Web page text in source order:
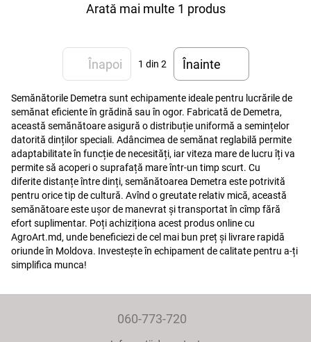
Arată mai multe 1 produs
Înapoi 1 din 2 Înainte
Semănătorile Demetra sunt echipamente ideale pentru lucrările de
semănat eficiente în grădină sau în ogor. Fabricată de Demetra,
această semănătoare asigură o distribuție uniformă a semințelor
datorită dinților speciali. Adâncimea de semănat reglabilă permite
adaptabilitate în funcție de necesități, iar viteza mare de lucru îți va
permite să acoperi o suprafață mare într-un timp scurt. Cu
diferite distanțe între dinți, semănătoarea Demetra este potrivită
pentru orice tip de cultură. Avînd o greutate relativ mică, această
semănătoare este ușor de manevrat și transportat în cîmp fără
efort suplimentar. Poți achiziționa acest produs online cu
AgroArt.md, unde beneficiezi de cel mai bun preț și livrare rapidă
oriunde în Moldova. Investește în echipament de calitate pentru a-ți
simplifica munca!
060-773-720